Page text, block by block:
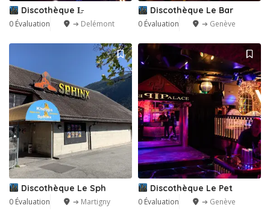
Discothèque L̵
0 Évaluation ➔ Delémont
Discothèque Le Bar
0 Évaluation ➔ Genève
Discothèque Le Sph
0 Évaluation ➔ Martigny
Discothèque Le Pet
0 Évaluation ➔ Genève